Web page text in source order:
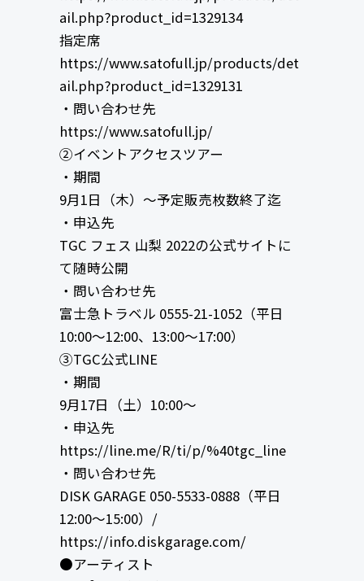
ail.php?product_id=1329134
指定席
https://www.satofull.jp/products/det
ail.php?product_id=1329131
・問い合わせ先
https://www.satofull.jp/
②イベントアクセスツアー
・期間
9月1日（木）〜予定販売枚数終了迄
・申込先
TGC フェス 山梨 2022の公式サイトに
て随時公開
・問い合わせ先
富士急トラベル 0555-21-1052（平日
10:00〜12:00、13:00〜17:00）
③TGC公式LINE
・期間
9月17日（土）10:00〜
・申込先
https://line.me/R/ti/p/%40tgc_line
・問い合わせ先
DISK GARAGE 050-5533-0888（平日
12:00～15:00）/
https://info.diskgarage.com/
●アーティスト